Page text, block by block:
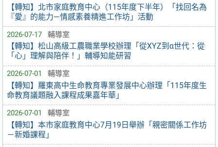
【轉知】北市家庭教育中心（115年度下半年）「找回名為
『愛』的能力—情感素養精進工作坊」活動
2026-07-17 輔導室
【轉知】松山高級工農職業學校辦理「從XYZ到α世代：從
「心」理解與陪伴！」輔導知能研習
2026-07-01 輔導室
【轉知】羅東高中生命教育專業發展中心辦理「115年度生
命教育議題融入課程成果嘉年華」
2026-07-01 輔導室
【轉知】本市家庭教育中心7月19日舉辦「親密關係工作坊
－新婚課程」